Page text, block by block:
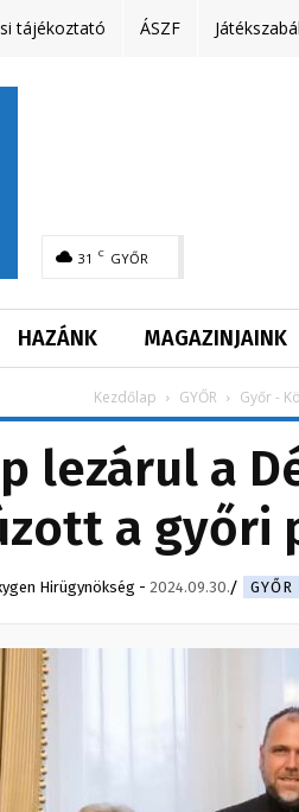
tájékoztató ÁSZF
31 C GYŐR
HAZÁNK MAGAZINJAINK
Kezdőlap GYŐR Győr -
lezárul a
a győri
Hirügynökség - 2024.09.30. GYŐR